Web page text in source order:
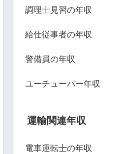
調理士見習の年収
給仕従事者の年収
警備員の年収
ユーチューバー年収
運輸関連年収
電車運転士の年収